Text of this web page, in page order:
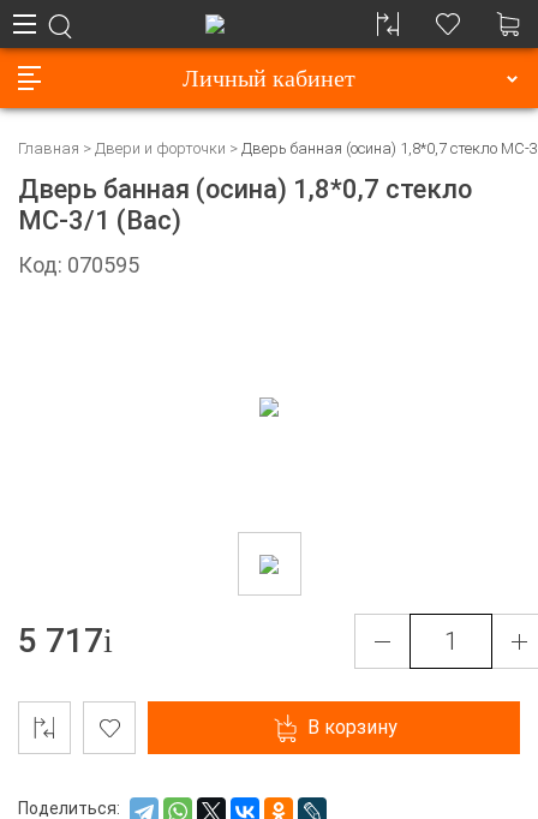
Личный кабинет
Главная Двери и форточки Дверь банная (осина) 1,8*0,7 стекло МС-
Дверь банная (осина) 1,8*0,7 стекло
МС-3/1 (Вас)
Код: 070595
5 717
В корзину
Поделиться: